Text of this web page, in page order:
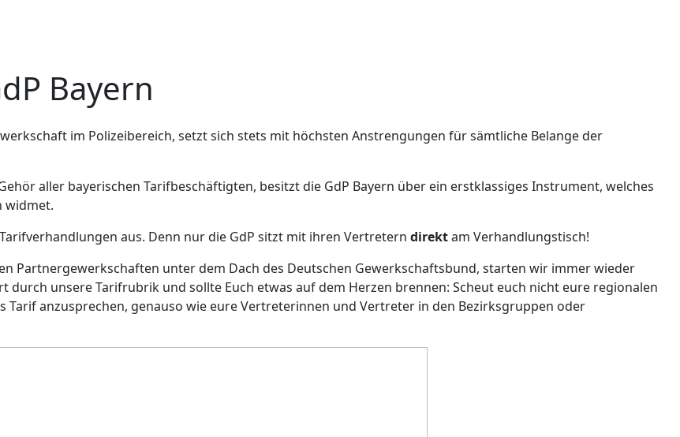
Bayern
im Polizeibereich, setzt sich stets mit höchsten Anstrengungen für sämtliche Belange der
aller bayerischen Tarifbeschäftigten, besitzt die GdP Bayern über ein erstklassiges Instrument, welches
widmet.
aus. Denn nur die GdP sitzt mit ihren Vertretern direktam Verhandlungstisch!
Partnergewerkschaften unter dem Dach des Deutschen Gewerkschaftsbund, starten wir immer wieder
unsere Tarifrubrik und sollte Euch etwas auf dem Herzen brennen: Scheut euch nicht eure regionalen
anzusprechen, genauso wie eure Vertreterinnen und Vertreter in den Bezirksgruppen oder